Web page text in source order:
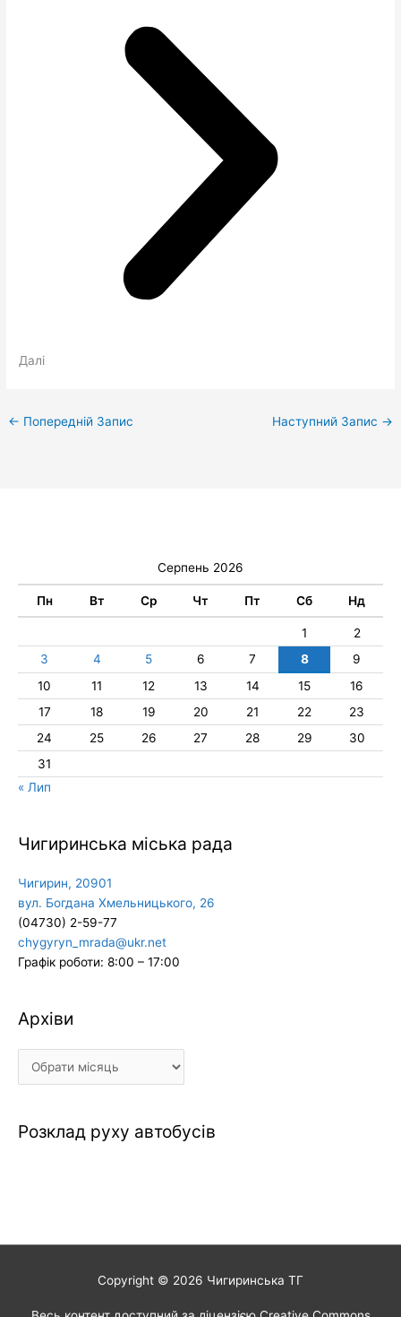
Далі
← Попередній Запис Наступний Запис →
Серпень 2026
Пн Вт Ср Чт Пт Сб Нд
1
2
3
4 5 6 7 8
9
10
11 12 13 14 15
16
17
18 19 20 21 22
23
24
25 26 27 28 29
30
31
« Лип
Чигиринська міська рада
Чигирин, 20901
вул. Богдана Хмельницького, 26
(04730) 2-59-77
chygyryn_mrada@ukr.net
Графік роботи: 8:00 – 17:00
Архіви
Архіви
Розклад руху автобусів
Copyright © 2026 Чигиринська ТГ